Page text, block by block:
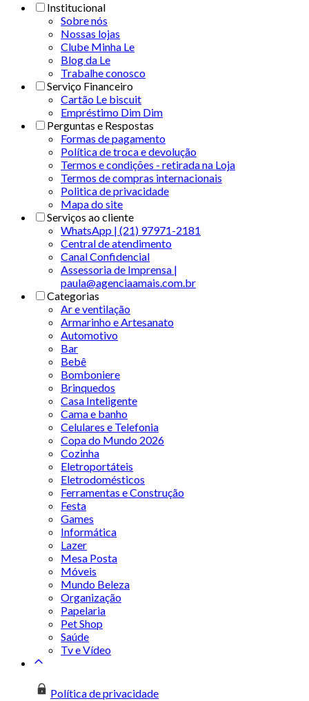
Institucional
Sobre nós
Nossas lojas
Clube Minha Le
Blog da Le
Trabalhe conosco
Serviço Financeiro
Cartão Le biscuit
Empréstimo Dim Dim
Perguntas e Respostas
Formas de pagamento
Política de troca e devolução
Termos e condições - retirada na Loja
Termos de compras internacionais
Politica de privacidade
Mapa do site
Serviços ao cliente
WhatsApp | (21) 97971-2181
Central de atendimento
Canal Confidencial
Assessoria de Imprensa |
paula@agenciaamais.com.br
Categorias
Ar e ventilação
Armarinho e Artesanato
Automotivo
Bar
Bebê
Bomboniere
Brinquedos
Casa Inteligente
Cama e banho
Celulares e Telefonia
Copa do Mundo 2026
Cozinha
Eletroportáteis
Eletrodomésticos
Ferramentas e Construção
Festa
Games
Informática
Lazer
Mesa Posta
Móveis
Mundo Beleza
Organização
Papelaria
Pet Shop
Saúde
Tv e Vídeo
Política de privacidade